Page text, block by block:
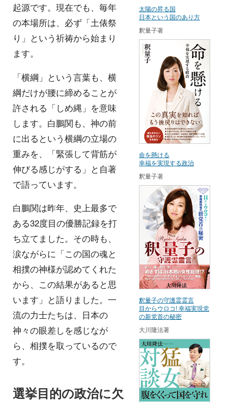
太陽の昇る国
日本という国のあり方
釈量子著
命を懸ける
幸福を実現する政治
釈量子著
釈量子の守護霊霊言
目からウロコ! 幸福実現党
の新党首の秘密
大川隆法著
起源です。現在でも、毎年
の本場所は、必ず「土俵祭
り」という祈祷から始まり
ます。
「横綱」という言葉も、横
綱だけが腰に締めることが
許される「しめ縄」を意味
します。白鵬関も、神の前
に出るという横綱の立場の
重みを、「緊張して背筋が
伸びる感じがする」と自著
で語っています。
白鵬関は昨年、史上最多で
ある32度目の優勝記録を打
ち立てました。その時も、
涙ながらに「この国の魂と
相撲の神様が認めてくれた
から、この結果があると思
います」と語りました。一
流の力士たちは、日本の
神々の眼差しを感じなが
ら、相撲を取っているので
す。
選挙目的の政治に欠